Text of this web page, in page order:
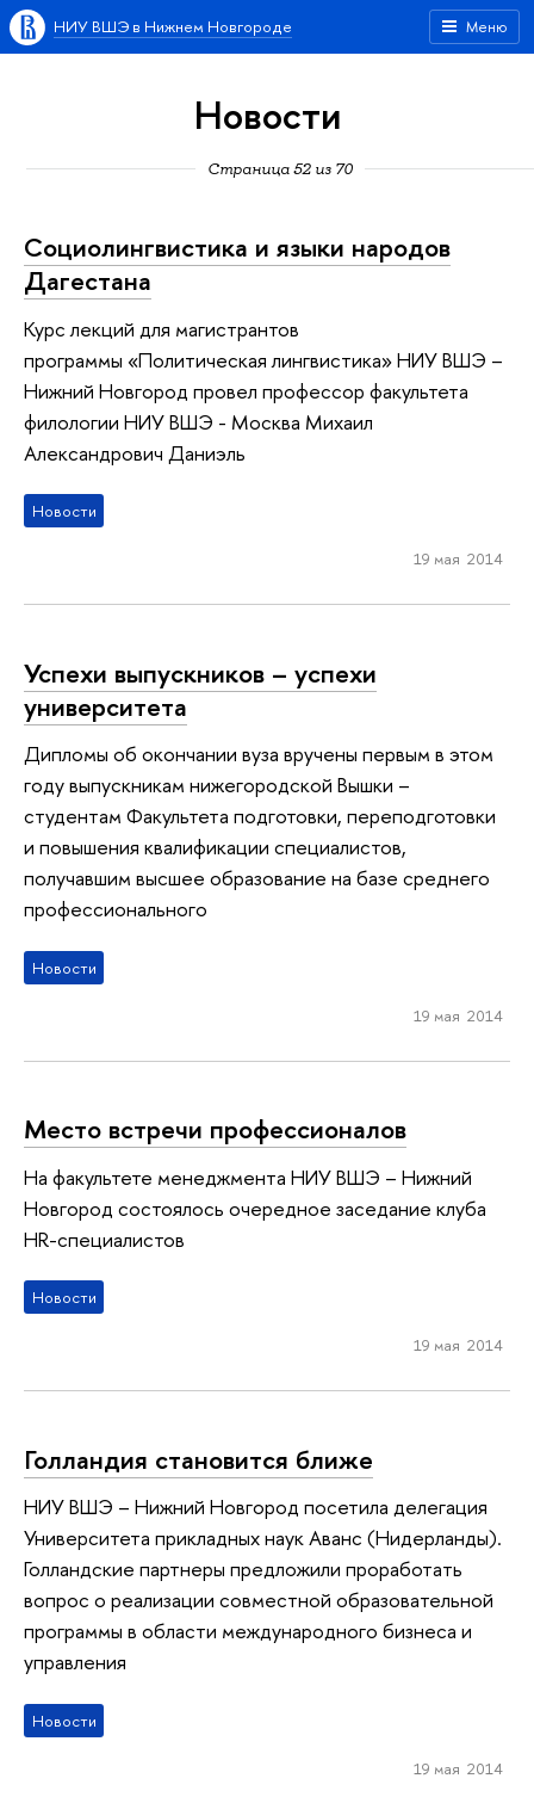
Меню
НИУ ВШЭ в Нижнем Новгороде
Новости
Страница 52 из 70
Социолингвистика и языки народов
Дагестана
Курс лекций для магистрантов
программы «Политическая лингвистика» НИУ ВШЭ –
Нижний Новгород провел профессор факультета
филологии НИУ ВШЭ - Москва Михаил
Александрович Даниэль
Новости
19 мая 2014
Успехи выпускников – успехи
университета
Дипломы об окончании вуза вручены первым в этом
году выпускникам нижегородской Вышки –
студентам Факультета подготовки, переподготовки
и повышения квалификации специалистов,
получавшим высшее образование на базе среднего
профессионального
Новости
19 мая 2014
Место встречи профессионалов
На факультете менеджмента НИУ ВШЭ – Нижний
Новгород состоялось очередное заседание клуба
HR-специалистов
Новости
19 мая 2014
Голландия становится ближе
НИУ ВШЭ – Нижний Новгород посетила делегация
Университета прикладных наук Аванс (Нидерланды).
Голландские партнеры предложили проработать
вопрос о реализации совместной образовательной
программы в области международного бизнеса и
управления
Новости
19 мая 2014